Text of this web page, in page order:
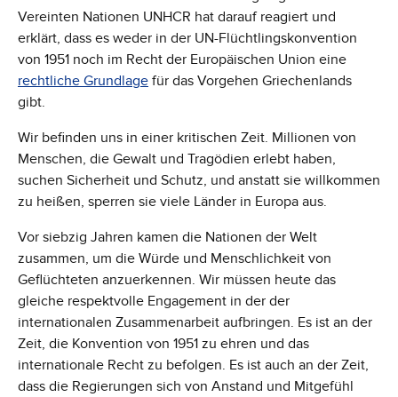
Vereinten Nationen UNHCR hat darauf reagiert und
erklärt, dass es weder in der UN-Flüchtlingskonvention
von 1951 noch im Recht der Europäischen Union eine
rechtliche Grundlage für das Vorgehen Griechenlands
gibt.
Wir befinden uns in einer kritischen Zeit. Millionen von
Menschen, die Gewalt und Tragödien erlebt haben,
suchen Sicherheit und Schutz, und anstatt sie willkommen
zu heißen, sperren sie viele Länder in Europa aus.
Vor siebzig Jahren kamen die Nationen der Welt
zusammen, um die Würde und Menschlichkeit von
Geflüchteten anzuerkennen. Wir müssen heute das
gleiche respektvolle Engagement in der der
internationalen Zusammenarbeit aufbringen. Es ist an der
Zeit, die Konvention von 1951 zu ehren und das
internationale Recht zu befolgen. Es ist auch an der Zeit,
dass die Regierungen sich von Anstand und Mitgefühl